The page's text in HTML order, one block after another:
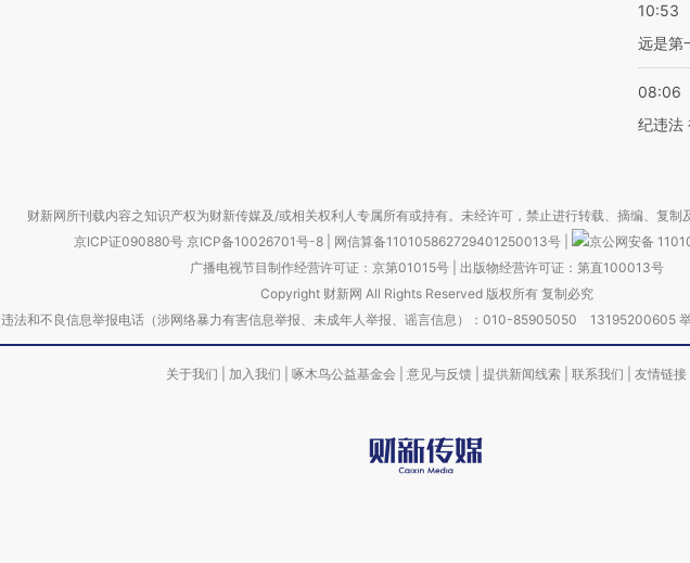
10:53
远是第
08:06
纪违法
财新网所刊载内容之知识产权为财新传媒及/或相关权利人专属所有或持有。未经许可，禁止进行转载、摘编、复制
京ICP证090880号 京ICP备10026701号-8 网信算备110105862729401250013号
京公网安备
广播电视节目制作经营许可证：京第01015号| 出版物经营许可证：第直100013号
Copyright 财新网 All Rights Reserved 版权所有 复制必究
违法和不良信息举报电话（涉网络暴力有害信息举报、未成年人举报、谣言信息）：010-85905050 13195200605
关于我们 加入我们 啄木鸟公益基金会 意见与反馈 提供新闻线索 联系我们 友情链接